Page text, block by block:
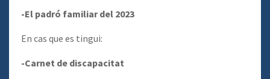
-El padró familiar del 2023
En cas que es tingui:
-Carnet de discapacitat